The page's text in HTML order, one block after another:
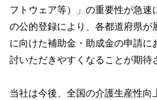
フトウェア等）」の重要性が急速
の公的登録により、各都道府県が
に向けた補助金・助成金の申請に
討いただきやすくなることが期待
当社は今後、全国の介護生産性